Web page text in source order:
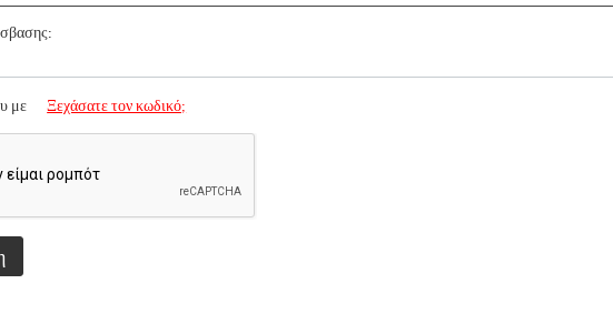
με Ξεχάσατε τον κωδικό;